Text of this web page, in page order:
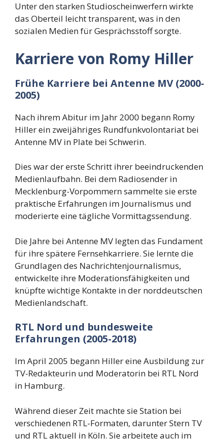
Unter den starken Studioscheinwerfern wirkte
das Oberteil leicht transparent, was in den
sozialen Medien für Gesprächsstoff sorgte.
Karriere von Romy Hiller
Frühe Karriere bei Antenne MV (2000-
2005)
Nach ihrem Abitur im Jahr 2000 begann Romy
Hiller ein zweijähriges Rundfunkvolontariat bei
Antenne MV in Plate bei Schwerin.
Dies war der erste Schritt ihrer beeindruckenden
Medienlaufbahn. Bei dem Radiosender in
Mecklenburg-Vorpommern sammelte sie erste
praktische Erfahrungen im Journalismus und
moderierte eine tägliche Vormittagssendung.
Die Jahre bei Antenne MV legten das Fundament
für ihre spätere Fernsehkarriere. Sie lernte die
Grundlagen des Nachrichtenjournalismus,
entwickelte ihre Moderationsfähigkeiten und
knüpfte wichtige Kontakte in der norddeutschen
Medienlandschaft.
RTL Nord und bundesweite
Erfahrungen (2005-2018)
Im April 2005 begann Hiller eine Ausbildung zur
TV-Redakteurin und Moderatorin bei RTL Nord
in Hamburg.
Während dieser Zeit machte sie Station bei
verschiedenen RTL-Formaten, darunter Stern TV
und RTL aktuell in Köln. Sie arbeitete auch im